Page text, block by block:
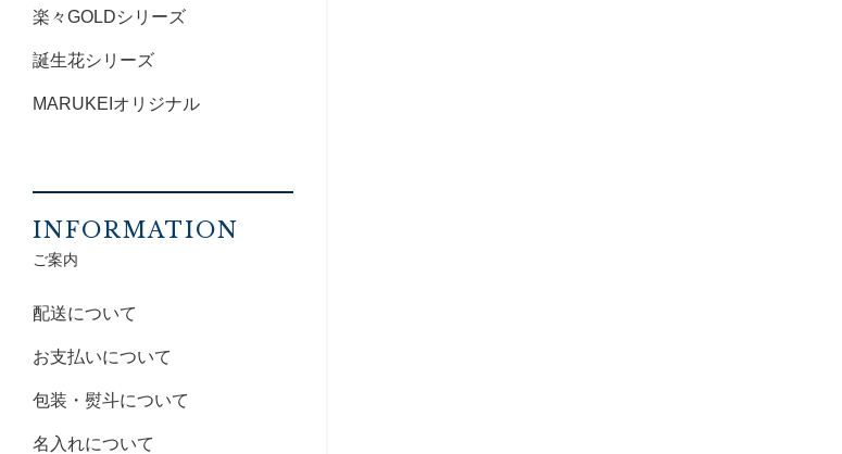
楽々GOLDシリーズ
誕生花シリーズ
MARUKEIオリジナル
INFORMATION
ご案内
配送について
お支払いについて
包装・熨斗について
名入れについて